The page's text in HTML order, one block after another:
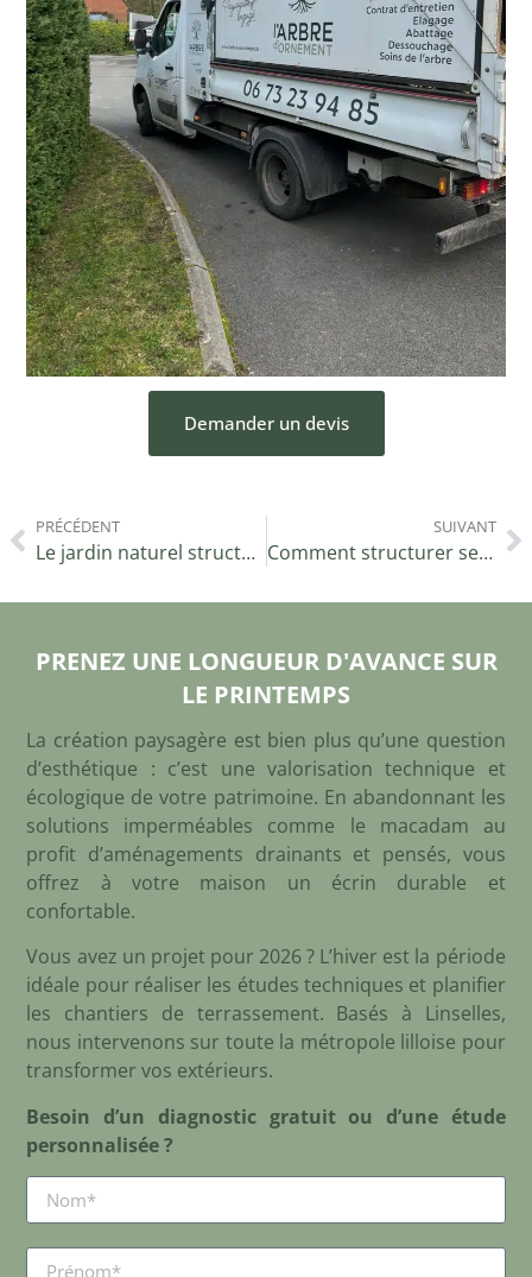
Demander un devis
PRÉCÉDENT
Le jardin naturel structuré : l’équilibre entre liberté et maîtrise
SUIVANT
Comment structurer ses massifs avant l’été dans la métropole lilloise ?
PRENEZ UNE LONGUEUR D'AVANCE SUR
LE PRINTEMPS
La création paysagère est bien plus qu’une question
d’esthétique : c’est une valorisation technique et
écologique de votre patrimoine. En abandonnant les
solutions imperméables comme le macadam au
profit d’aménagements drainants et pensés, vous
offrez à votre maison un écrin durable et
confortable.
Vous avez un projet pour 2026 ? L’hiver est la période
idéale pour réaliser les études techniques et planifier
les chantiers de terrassement. Basés à Linselles,
nous intervenons sur toute la métropole lilloise pour
transformer vos extérieurs.
Besoin d’un diagnostic gratuit ou d’une étude
personnalisée ?